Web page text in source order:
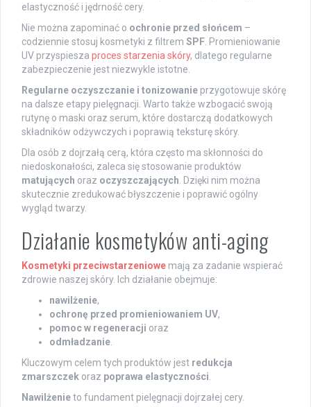
elastyczność i jędrność cery.
Nie można zapominać o ochronie przed słońcem –
codziennie stosuj kosmetyki z filtrem SPF . Promieniowanie
UV przyspiesza proces starzenia skóry, dlatego regularne
zabezpieczenie jest niezwykle istotne.
Regularne oczyszczanie i tonizowanie przygotowuje skórę
na dalsze etapy pielęgnacji. Warto także wzbogacić swoją
rutynę o maski oraz serum, które dostarczą dodatkowych
składników odżywczych i poprawią teksturę skóry.
Dla osób z dojrzałą cerą, która często ma skłonności do
niedoskonałości, zaleca się stosowanie produktów
matujących oraz oczyszczających . Dzięki nim można
skutecznie zredukować błyszczenie i poprawić ogólny
wygląd twarzy.
Działanie kosmetyków anti-aging
Kosmetyki przeciwstarzeniowe mają za zadanie wspierać
zdrowie naszej skóry. Ich działanie obejmuje:
nawilżenie,
ochronę przed promieniowaniem UV,
pomoc w regeneracji oraz
odmładzanie
Kluczowym celem tych produktów jest redukcja
zmarszczek oraz poprawa elastyczności
Nawilżenieto fundament pielęgnacji dojrzałej cery.